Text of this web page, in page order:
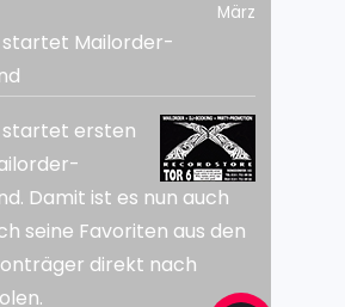
März
startet Mailorder-
startet ersten
Damit ist es nun auch
seine Favoriten aus den
direkt nach